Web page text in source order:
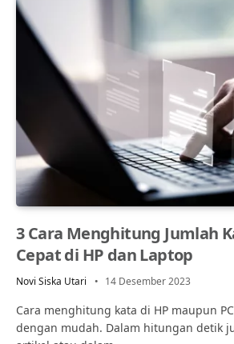
3 Cara Menghitung Jumlah
Cepat di HP dan Laptop
Novi Siska Utari 14 Desember 2023
Cara menghitung kata di HP maupun
dengan mudah. Dalam hitungan detik